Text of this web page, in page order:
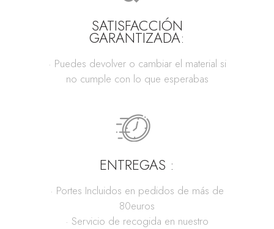
SATISFACCIÓN
GARANTIZADA:
· Puedes devolver o cambiar el material si
no cumple con lo que esperabas
ENTREGAS :
· Portes Incluidos en pedidos de más de
80euros
· Servicio de recogida en nuestro